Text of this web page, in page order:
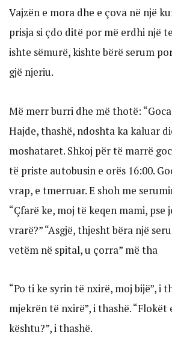
Vajzën e mora dhe e çova në një
prisja si çdo ditë por më erdhi një
ishte sëmurë, kishte bërë serum
gjë njeriu.
Më merr burri dhe më thotë:
Hajde, thashë, ndoshta ka kaluar
moshataret. Shkoj për të marrë
të priste autobusin e orës 16:00.
vrap, e tmerruar. E shoh me
“Çfarë ke, moj të keqen mami, pse
vrarë?” “Asgjë, thjesht bëra një
vetëm në spital, u çorra” më tha
“Po ti ke syrin të nxirë, moj bijë”, i
mjekrën të nxirë”, i thashë. “Flokët
kështu?”, i thashë.